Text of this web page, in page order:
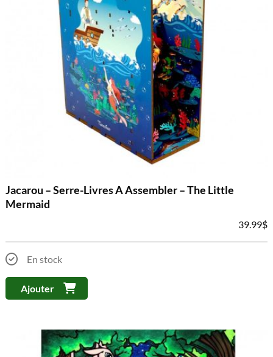
Jacarou – Serre-Livres A Assembler – The Little
Mermaid
39.99$
En stock
Ajouter